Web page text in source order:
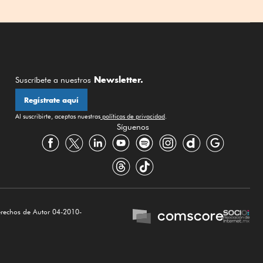
Suscríbete a nuestros Newsletter.
Regístrate aquí
Al suscribirte, aceptas nuestras políticas de privacidad
Síguenos
de Autor 04-2010-